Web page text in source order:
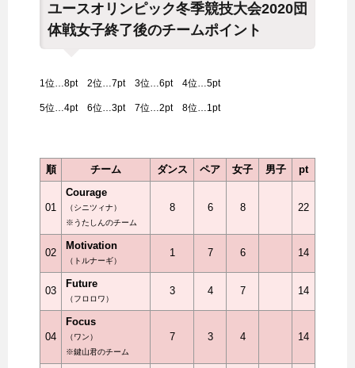
ユースオリンピック冬季競技大会2020団
体戦女子終了後のチームポイント
1位…8pt 2位…7pt 3位…6pt 4位…5pt
5位…4pt 6位…3pt 7位…2pt 8位…1pt
順 チーム ダンス ペア 女子 男子 pt
01
Courage
（シニツィナ）
※うたしんのチーム
8 6 8 22
02
Motivation
（トルナーギ）
1 7 6 14
03
Future
（フロロワ）
3 4 7 14
04
Focus
（ワン）
※鍵山君のチーム
7 3 4 14